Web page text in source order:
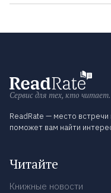
Сервис для тех, кто читает.
ReadRate — место
поможет вам найти
Читайте
Книжные новости